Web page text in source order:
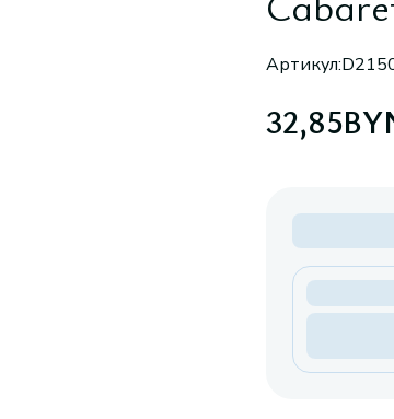
Артикул:
32,85